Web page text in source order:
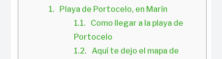
Playa de Portocelo, en Marín
Como llegar a la playa de
Portocelo
Aquí te dejo el mapa de